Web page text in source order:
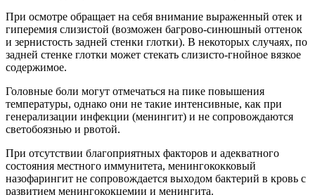
При осмотре обращает на себя внимание выраженный отек и
гиперемия слизистой (возможен багрово-синюшный оттенок
и зернистость задней стенки глотки). В некоторых случаях, по
задней стенке глотки может стекать слизисто-гнойное вязкое
содержимое.
Головные боли могут отмечаться на пике повышения
температуры, однако они не такие интенсивные, как при
генерализации инфекции (менингит) и не сопровождаются
светобоязнью и рвотой.
При отсутствии благоприятных факторов и адекватного
состояния местного иммунитета, менингококковый
назофарингит не сопровождается выходом бактерий в кровь с
развитием менингококцемии и менингита.